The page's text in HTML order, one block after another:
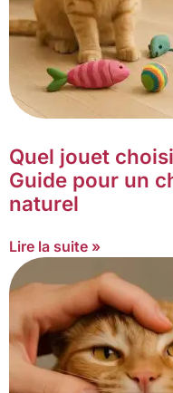
Quel jouet
Guide pour un
naturel
Lire la suite »